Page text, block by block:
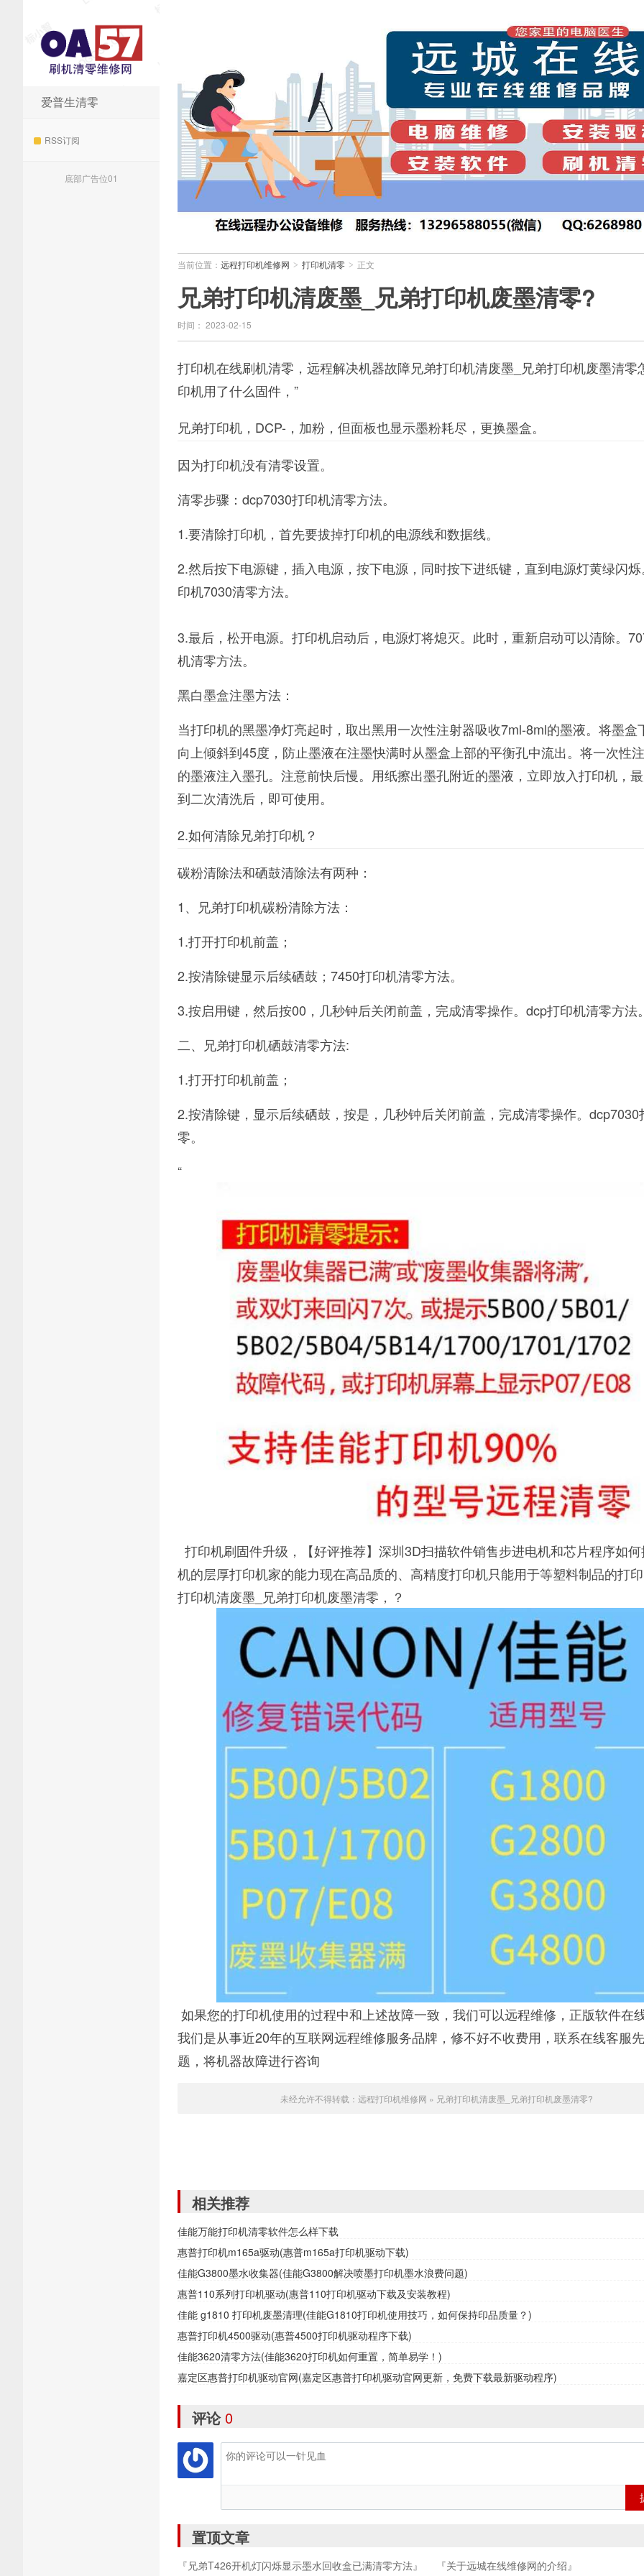
爱普生清零
RSS订阅
底部广告位01
当前位置： 远程打印机维修网 > 打印机清零 > 正文
兄弟打印机清废墨_兄弟打印机废墨清零?
时间： 2023-02-15
打印机在线刷机清零，远程解决机器故障兄弟打印机清废墨_兄弟打印机废墨清零
印机用了什么固件，”
兄弟打印机，DCP-，加粉，但面板也显示墨粉耗尽，更换墨盒。
因为打印机没有清零设置。
清零步骤：dcp7030打印机清零方法。
1.要清除打印机，首先要拔掉打印机的电源线和数据线。
2.然后按下电源键，插入电源，按下电源，同时按下进纸键，直到电源灯黄绿闪
印机7030清零方法。
3.最后，松开电源。打印机启动后，电源灯将熄灭。此时，重新启动可以清除。
机清零方法。
黑白墨盒注墨方法：
当打印机的黑墨净灯亮起时，取出黑用一次性注射器吸收7ml-8ml的墨液。将墨盒
向上倾斜到45度，防止墨液在注墨快满时从墨盒上部的平衡孔中流出。将一次性
的墨液注入墨孔。注意前快后慢。用纸擦出墨孔附近的墨液，立即放入打印机，
到二次清洗后，即可使用。
2.如何清除兄弟打印机？
碳粉清除法和硒鼓清除法有两种：
1、兄弟打印机碳粉清除方法：
1.打开打印机前盖；
2.按清除键显示后续硒鼓；7450打印机清零方法。
3.按启用键，然后按00，几秒钟后关闭前盖，完成清零操作。dcp打印机清零方法。
二、兄弟打印机硒鼓清零方法:
1.打开打印机前盖；
2.按清除键，显示后续硒鼓，按是，几秒钟后关闭前盖，完成清零操作。dcp7030
零。
“
打印机刷固件升级，【好评推荐】深圳3D扫描软件销售步进电机和芯片程序如
机的层厚打印机家的能力现在高品质的、高精度打印机只能用于等塑料制品的打
打印机清废墨_兄弟打印机废墨清零，？
如果您的打印机使用的过程中和上述故障一致，我们可以远程维修，正版软件在
我们是从事近20年的互联网远程维修服务品牌，修不好不收费用，联系在线客服
题，将机器故障进行咨询
未经允许不得转载： 远程打印机维修网 » 兄弟打印机清废墨_兄弟打印机废墨清零?
相关推荐
佳能万能打印机清零软件怎么样下载
惠普打印机m165a驱动(惠普m165a打印机驱动下载)
佳能G3800墨水收集器(佳能G3800解决喷墨打印机墨水浪费问题)
惠普110系列打印机驱动(惠普110打印机驱动下载及安装教程)
佳能 g1810 打印机废墨清理(佳能G1810打印机使用技巧，如何保持印品质量？)
惠普打印机4500驱动(惠普4500打印机驱动程序下载)
佳能3620清零方法(佳能3620打印机如何重置，简单易学！)
嘉定区惠普打印机驱动官网(嘉定区惠普打印机驱动官网更新，免费下载最新驱动程序)
评论 0
置顶文章
『兄弟T426开机灯闪烁显示墨水回收盒已满清零方法』 『关于远城在线维修网的介绍』